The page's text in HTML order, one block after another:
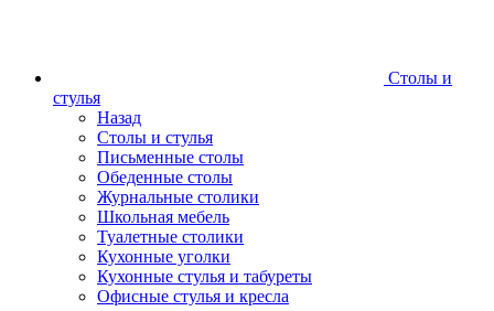
Столы и
стулья
Назад
Столы и стулья
Письменные столы
Обеденные столы
Журнальные столики
Школьная мебель
Туалетные столики
Кухонные уголки
Кухонные стулья и табуреты
Офисные стулья и кресла